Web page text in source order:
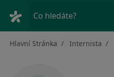
Co hledáte?
Hlavní Stránka Internista